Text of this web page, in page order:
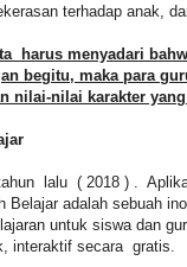
terhadap anak,
harus menyadari
begitu, maka para
nilai-nilai karakter
tahun lalu ( 2018 ) .
Belajar adalah sebuah
untuk siswa dan
interaktif secara gratis.